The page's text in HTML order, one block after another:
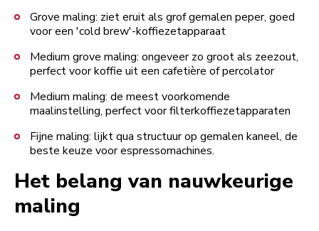
Grove maling: ziet eruit als grof gemalen peper, goed
voor een 'cold brew'-koffiezetapparaat
Medium grove maling: ongeveer zo groot als zeezout,
perfect voor koffie uit een cafetière of percolator
Medium maling: de meest voorkomende
maalinstelling, perfect voor filterkoffiezetapparaten
Fijne maling: lijkt qua structuur op gemalen kaneel, de
beste keuze voor espressomachines.
Het belang van nauwkeurige
maling